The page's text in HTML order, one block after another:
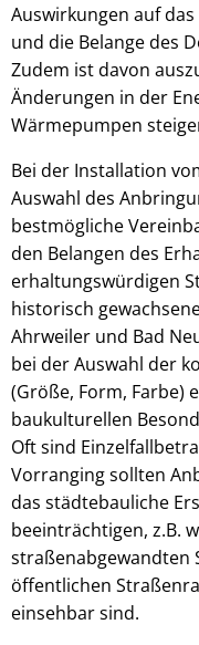
Auswirkungen auf
und die Belange des
Zudem ist davon
Änderungen in der
Wärmepumpen
Bei der Installation
Auswahl des
bestmögliche
den Belangen des
erhaltungswürdigen
historisch
Ahrweiler und Bad
bei der Auswahl der
(Größe, Form, Farbe)
baukulturellen
Oft sind
Vorranging sollten
das städtebauliche
beeinträchtigen, z.B.
straßenabgewandten
öffentlichen
einsehbar sind.